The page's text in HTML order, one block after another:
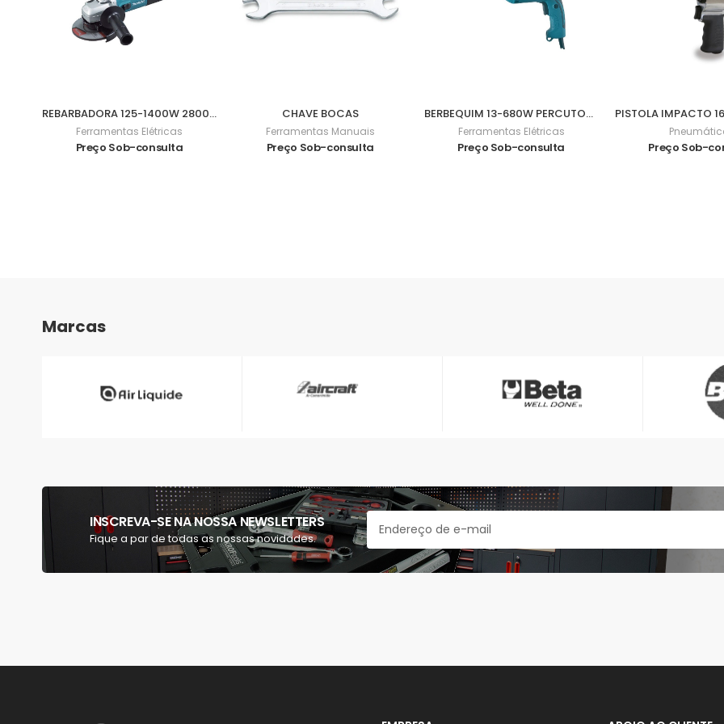
REBARBADORA 125-1400W 2800-11000Rpm 9565CVR
Ferramentas Elétricas
Preço Sob-consulta
CHAVE BOCAS
Ferramentas Manuais
Preço Sob-consulta
BERBEQUIM 13-680W PERCUTOR HP1641
Ferramentas Elétricas
Preço Sob-consulta Preço Sob-
Marcas
INSCREVA-SE NA NOSSA NEWSLETTERS
Fique a par de todas as nossas novidades.